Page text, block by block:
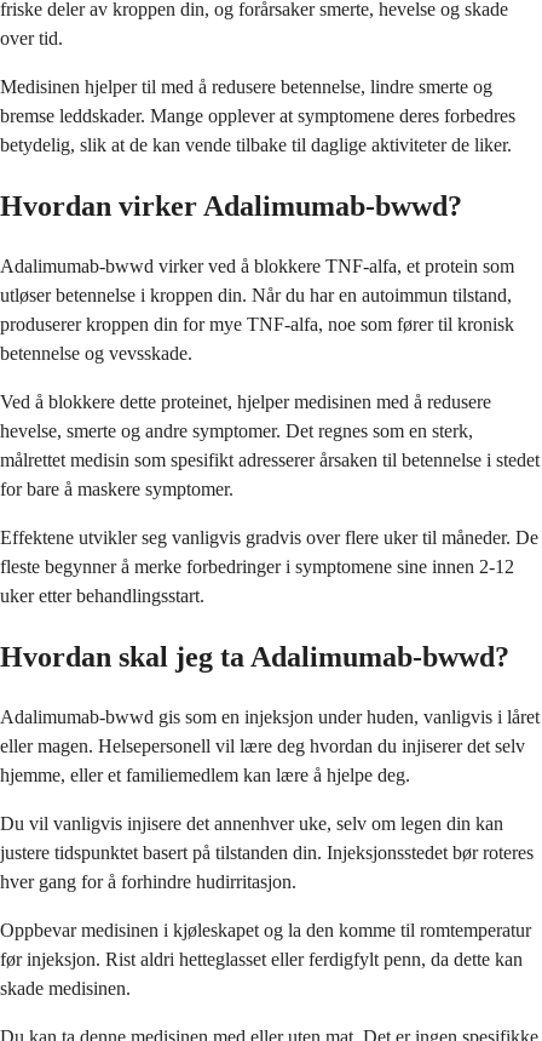
friske deler av kroppen din, og forårsaker smerte, hevelse og skade
over tid.
Medisinen hjelper til med å redusere betennelse, lindre smerte og
bremse leddskader. Mange opplever at symptomene deres forbedres
betydelig, slik at de kan vende tilbake til daglige aktiviteter de liker.
Hvordan virker Adalimumab-bwwd?
Adalimumab-bwwd virker ved å blokkere TNF-alfa, et protein som
utløser betennelse i kroppen din. Når du har en autoimmun tilstand,
produserer kroppen din for mye TNF-alfa, noe som fører til kronisk
betennelse og vevsskade.
Ved å blokkere dette proteinet, hjelper medisinen med å redusere
hevelse, smerte og andre symptomer. Det regnes som en sterk,
målrettet medisin som spesifikt adresserer årsaken til betennelse i stedet
for bare å maskere symptomer.
Effektene utvikler seg vanligvis gradvis over flere uker til måneder. De
fleste begynner å merke forbedringer i symptomene sine innen 2-12
uker etter behandlingsstart.
Hvordan skal jeg ta Adalimumab-bwwd?
Adalimumab-bwwd gis som en injeksjon under huden, vanligvis i låret
eller magen. Helsepersonell vil lære deg hvordan du injiserer det selv
hjemme, eller et familiemedlem kan lære å hjelpe deg.
Du vil vanligvis injisere det annenhver uke, selv om legen din kan
justere tidspunktet basert på tilstanden din. Injeksjonsstedet bør roteres
hver gang for å forhindre hudirritasjon.
Oppbevar medisinen i kjøleskapet og la den komme til romtemperatur
før injeksjon. Rist aldri hetteglasset eller ferdigfylt penn, da dette kan
skade medisinen.
Du kan ta denne medisinen med eller uten mat. Det er ingen spesifikke